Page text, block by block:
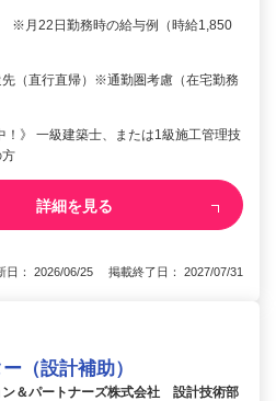
※月22日勤務時の給与例（時給1,850
（直行直帰）※通勤圏考慮（在宅勤務
！》 一級建築士、または1級施工管理技
詳細を見る
日： 2026/06/25 掲載終了日： 2027/07/31
（設計補助）
ン＆パートナーズ株式会社 設計技術部